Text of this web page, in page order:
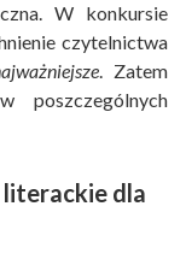
W konkursie
czytelnictwa
. Zatem
poszczególnych
literackie dla